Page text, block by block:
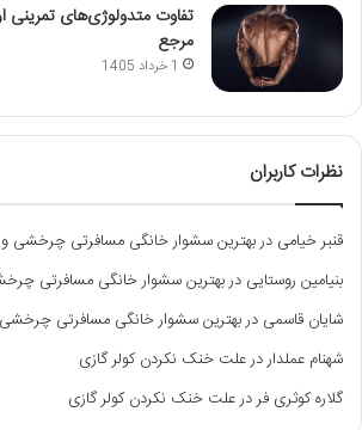
تفاوت متدولوژی‌های تمرینی
مرجع
1 خرداد 1405
نظرات کاربران
قنبر خیامی دربهترین سشوار خانگی مسافرتی چرخشی و
بنیامین روستایی دربهترین سشوار خانگی مسافرتی
شایان قاسمی دربهترین سشوار خانگی مسافرتی
شهنام عملداردرعلت خنک نکردن کولر گازی
گلاره کوثری فردرعلت خنک نکردن کولر گازی